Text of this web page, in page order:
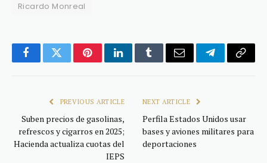
Ricardo Monreal
FacebookTwitterPinterestLinkedInTumblrEmail TelegramCopy
PREVIOUS ARTICLE
Suben precios de gasolinas,
refrescos y cigarros en 2025;
Hacienda actualiza cuotas del
IEPS
NEXT ARTICLE
Perfila Estados Unidos usar
bases y aviones militares para
deportaciones